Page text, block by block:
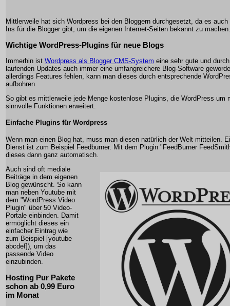
Mittlerweile hat sich Wordpress bei den Bloggern durchgesetzt, da es
Ins für die Blogger gibt, um die eigenen Internet-Seiten bekannt zu machen.
Wichtige WordPress-Plugins für neue Blogs
Immerhin ist Wordpress als Blogger CMS-System eine sehr gute und
laufenden Updates auch immer eine umfangreichere Blog-Software
allerdings Features fehlen, kann man dieses durch entsprechende
aufbohren.
So gibt es mittlerweile jede Menge kostenlose Plugins, die WordPress um
sinnvolle Funktionen erweitert.
Einfache Plugins für Wordpress
Wenn man einen Blog hat, muss man diesen natürlich der Welt mitteilen.
Dienst ist zum Beispiel Feedburner. Mit dem Plugin "FeedBurner
dieses dann ganz automatisch.
Auch sind oft mediale
Beiträge in dem eigenen
Blog gewünscht. So kann
man neben Youtube mit
dem "WordPress Video
Plugin" über 50 Video-
Portale einbinden. Damit
ermöglicht dieses ein
einfacher Eintrag wie
zum Beispiel [youtube
abcdef]), um das
passende Video
einzubinden.
Hosting Pur Pakete
schon ab 0,99 Euro
im Monat